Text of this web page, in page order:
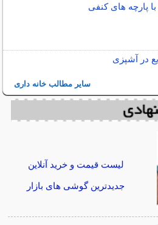
پارچه های کنفی
در آشپزی
سایر مطالب خانه داری
لیست قیمت و خرید آنلاین
جدیدترین گوشی های بازار